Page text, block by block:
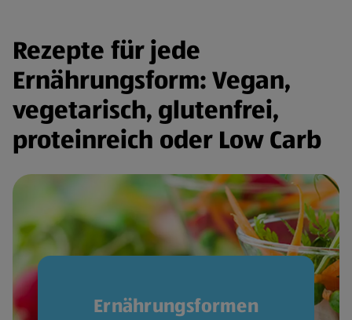
Rezepte für jede
Ernährungsform: Vegan,
vegetarisch, glutenfrei,
proteinreich oder Low Carb
Ernährungsformen